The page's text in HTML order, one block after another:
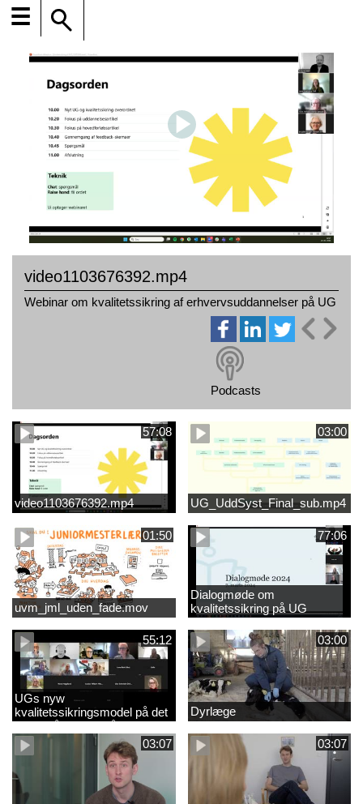
☰
video1103676392.mp4
Webinar om kvalitetssikring af erhvervsuddannelser på UG
Podcasts
57:08
video1103676392.mp4
03:00
UG_UddSyst_Final_sub.mp4
01:50
uvm_jml_uden_fade.mov
77:06
Dialogmøde om
kvalitetssikring på UG
55:12
UGs nyw
kvalitetssikringsmodel på det
videregående område
03:00
Dyrlæge
03:07 03:07